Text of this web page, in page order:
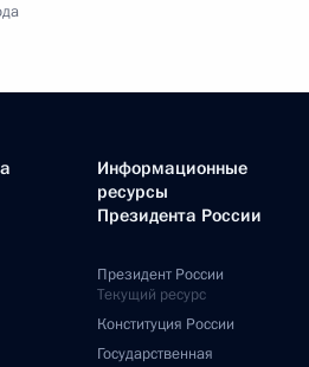
Информационные
ресурсы
Президента России
Президент России
Текущий ресурс
Конституция России
Государственная